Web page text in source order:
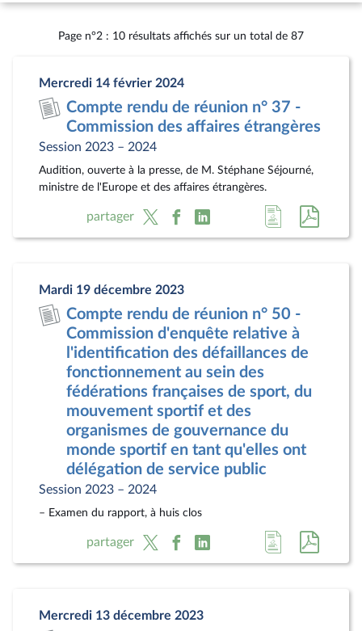
Page n°2 : 10 résultats affichés sur un total de 87
Mercredi 14 février 2024
Compte rendu de réunion n° 37 -
Commission des affaires étrangères
Session 2023 – 2024
Audition, ouverte à la presse, de M. Stéphane Séjourné,
ministre de l'Europe et des affaires étrangères.
partager
Accéder
à
document
au
pdf
Mardi 19 décembre 2023
Compte rendu de réunion n° 50 -
Commission d'enquête relative à
l'identification des défaillances de
fonctionnement au sein des
fédérations françaises de sport, du
mouvement sportif et des
organismes de gouvernance du
monde sportif en tant qu'elles ont
délégation de service public
Session 2023 – 2024
– Examen du rapport, à huis clos
partager
Accéder
à
au
Mercredi 13 décembre 2023